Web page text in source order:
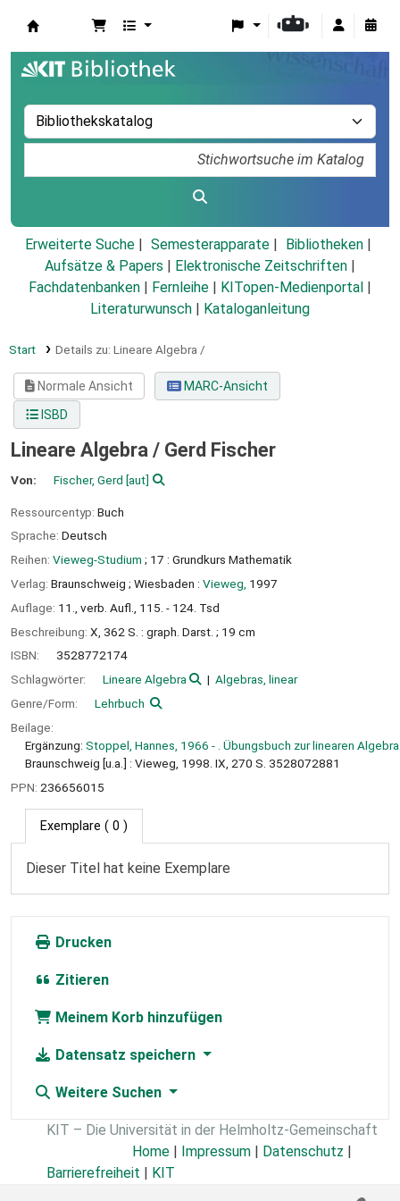
Erweiterte Suche Semesterapparate
Bibliotheken
Aufsätze & Papers
Elektronische Zeitschriften
Fachdatenbanken
Fernleihe KITopen-Medienportal
Literaturwunsch
Kataloganleitung
Start Details zu: Lineare Algebra /
Normale Ansicht
MARC-Ansicht
ISBD
Lineare Algebra / Gerd Fischer
Von: Fischer, Gerd [aut]
Ressourcentyp: Buch
Sprache: Deutsch
Reihen: Vieweg-Studium ; 17 : Grundkurs Mathematik
Verlag: Braunschweig ; Wiesbaden : Vieweg, 1997
Auflage: 11., verb. Aufl., 115. - 124. Tsd
Beschreibung: X, 362 S. : graph. Darst. ; 19 cm
ISBN:
3528772174
Schlagwörter:
Lineare Algebra
Algebras, linear
Genre/Form:
Lehrbuch
Beilage:
Ergänzung: Stoppel, Hannes, 1966 - . Übungsbuch zur linearen
Braunschweig [u.a.] : Vieweg, 1998. IX, 270 S. 3528072881
PPN: 236656015
Exemplare ( 0 )
Dieser Titel hat keine Exemplare
Drucken
Zitieren
Meinem Korb hinzufügen
Datensatz speichern
Weitere Suchen
KIT – Die Universität in der Helmholtz-Gemeinschaft
Home
Impressum Datenschutz
Barrierefreiheit
KIT